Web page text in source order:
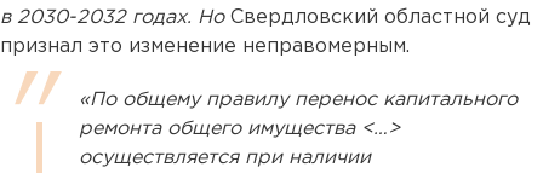
в 2030-2032 годах. Но Свердловский областной суд
признал это изменение неправомерным.
«По общему правилу перенос капитального
ремонта общего имущества <…>
осуществляется при наличии